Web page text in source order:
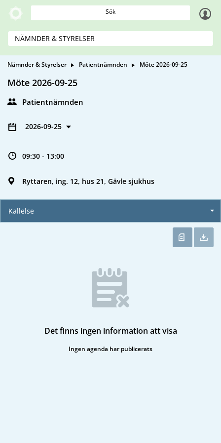
Sök
NÄMNDER & STYRELSER
Nämnder & Styrelser Patientnämnden Möte 2026-09-25
Möte 2026-09-25
Patientnämnden
2026-09-25
09:30 - 13:00
Ryttaren, ing. 12, hus 21, Gävle sjukhus
Kallelse
Det finns ingen information att visa
Ingen agenda har publicerats